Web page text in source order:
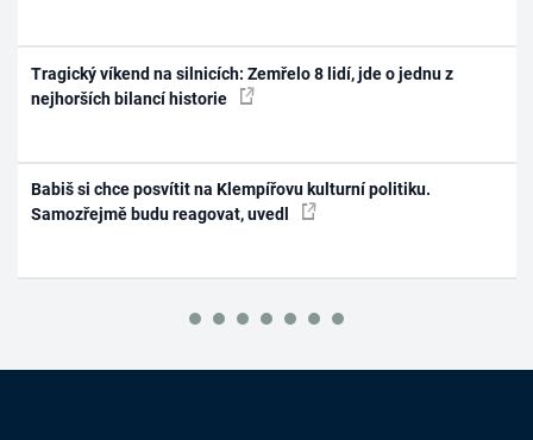
Tragický víkend na silnicích: Zemřelo 8 lidí, jde o jednu z
nejhorších bilancí historie
Babiš si chce posvítit na Klempířovu kulturní politiku.
Samozřejmě budu reagovat, uvedl